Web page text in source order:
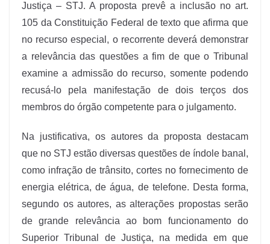
Justiça – STJ. A proposta prevê a inclusão no art.
105 da Constituição Federal de texto que afirma que
no recurso especial, o recorrente deverá demonstrar
a relevância das questões a fim de que o Tribunal
examine a admissão do recurso, somente podendo
recusá-lo pela manifestação de dois terços dos
membros do órgão competente para o julgamento.
Na justificativa, os autores da proposta destacam
que no STJ estão diversas questões de índole banal,
como infração de trânsito, cortes no fornecimento de
energia elétrica, de água, de telefone. Desta forma,
segundo os autores, as alterações propostas serão
de grande relevância ao bom funcionamento do
Superior Tribunal de Justiça, na medida em que